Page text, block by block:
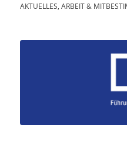
AKTUELLES, ARBEIT &